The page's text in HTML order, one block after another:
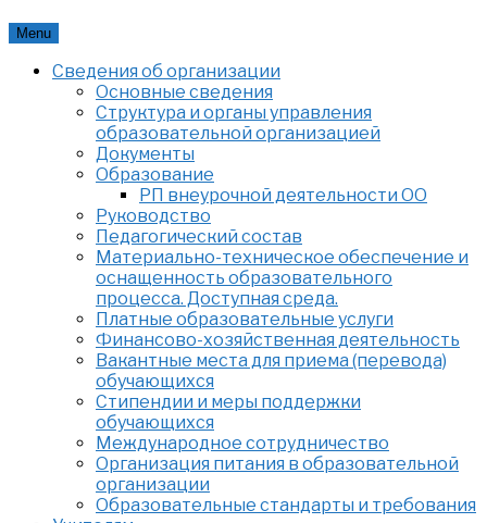
Skip
content
Menu
Сведения об организации
Основные сведения
Структура и органы управления
образовательной организацией
Документы
Образование
РП внеурочной деятельности ОО
Руководство
Педагогический состав
Материально-техническое обеспечение и
оснащенность образовательного
процесса. Доступная среда.
Платные образовательные услуги
Финансово-хозяйственная деятельность
Вакантные места для приема (перевода)
обучающихся
Стипендии и меры поддержки
обучающихся
Международное сотрудничество
Организация питания в образовательной
организации
Образовательные стандарты и требования